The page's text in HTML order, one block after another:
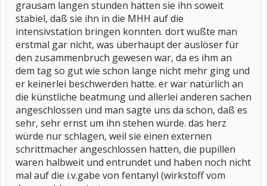
grausam langen stunden hatten sie ihn soweit
stabiel, daß sie ihn in die MHH auf die
intensivstation bringen konnten. dort wußte man
erstmal gar nicht, was überhaupt der auslöser für
den zusammenbruch gewesen war, da es ihm an
dem tag so gut wie schon lange nicht mehr ging und
er keinerlei beschwerden hatte. er war natürlich an
die künstliche beatmung und allerlei anderen sachen
angeschlossen und man sagte uns da schon, daß es
sehr, sehr ernst um ihn stehen würde. das herz
würde nur schlagen, weil sie einen externen
schrittmacher angeschlossen hatten, die pupillen
waren halbweit und entrundet und haben noch nicht
mal auf die i.v.gabe von fentanyl (wirkstoff vom